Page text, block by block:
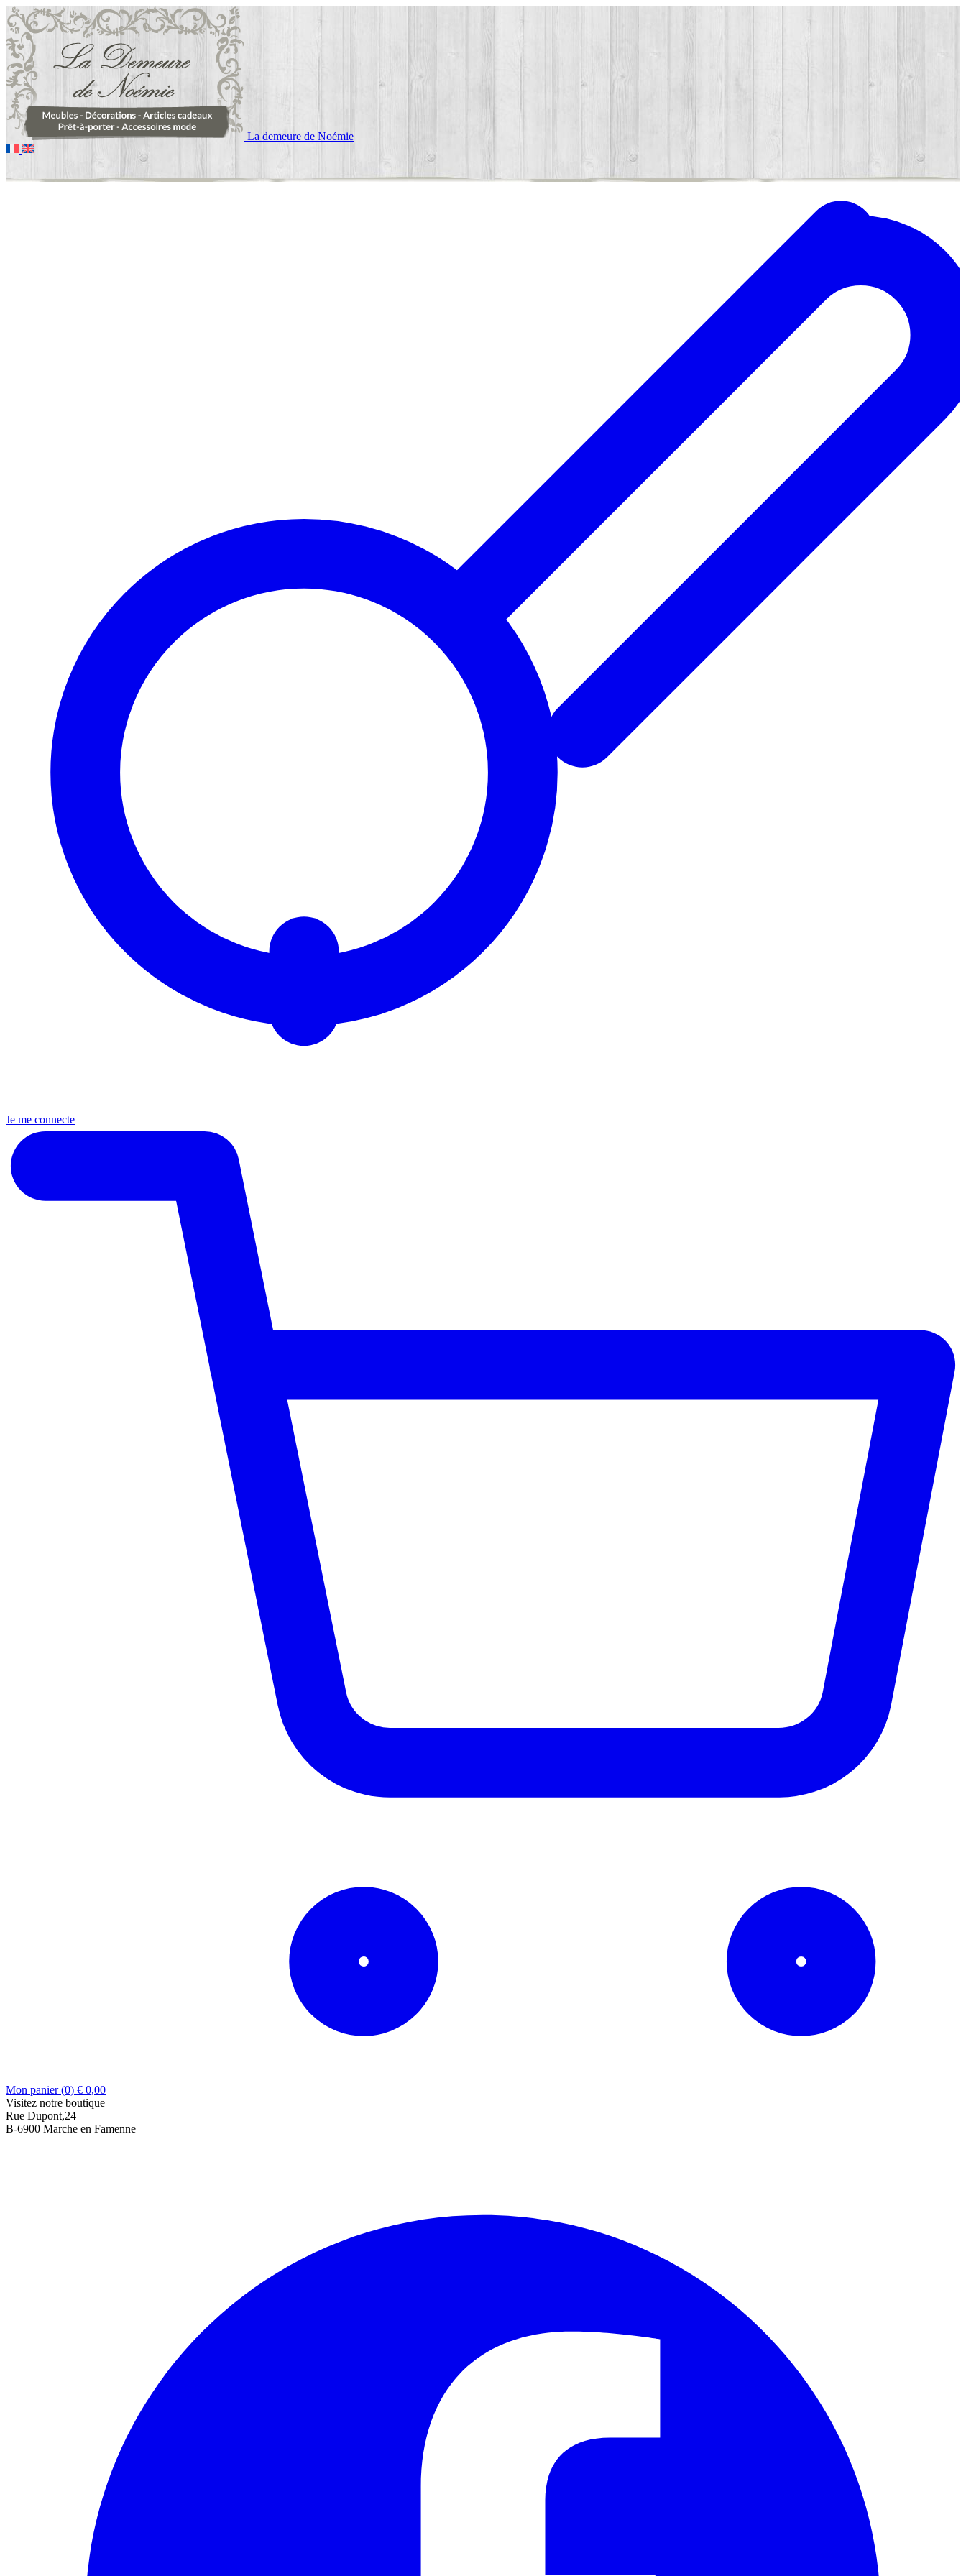
La demeure de Noémie
Je me connecte
Mon panier (0) € 0,00
Visitez notre boutique
Rue Dupont,24
B-6900 Marche en Famenne